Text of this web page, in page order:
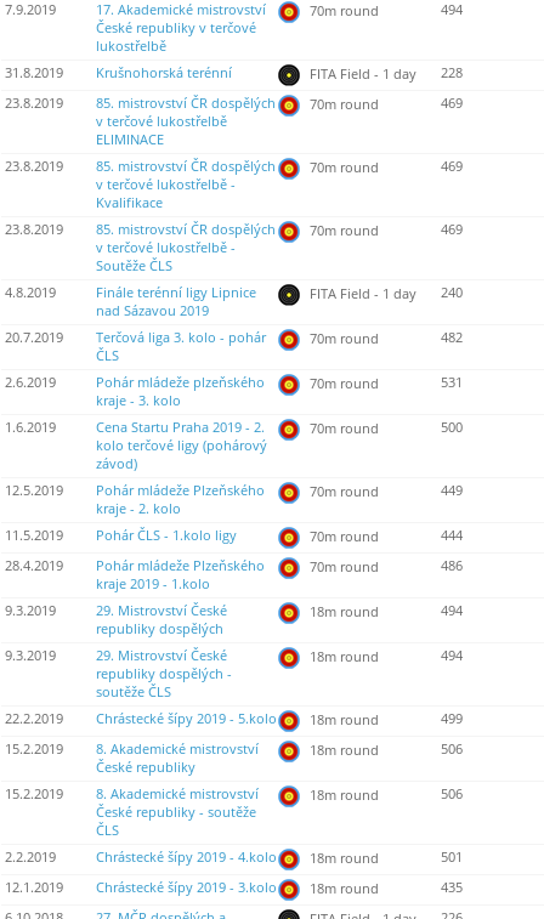
7.9.2019
17. Akademické mistrovství
České republiky v terčové
lukostřelbě
70m round 494
31.8.2019 Krušnohorská terénní FITA Field - 1 day
228
23.8.2019
85. mistrovství ČR dospělých
v terčové lukostřelbě
ELIMINACE
70m round 469
23.8.2019
85. mistrovství ČR dospělých
v terčové lukostřelbě -
Kvalifikace
70m round 469
23.8.2019
85. mistrovství ČR dospělých
v terčové lukostřelbě -
Soutěže ČLS
70m round 469
4.8.2019
Finále terénní ligy Lipnice
nad Sázavou 2019
FITA Field - 1 day 240
20.7.2019
Terčová liga 3. kolo - pohár
ČLS
70m round 482
2.6.2019
Pohár mládeže plzeňského
kraje - 3. kolo
70m round 531
1.6.2019
Cena Startu Praha 2019 - 2.
kolo terčové ligy (pohárový
závod)
70m round 500
12.5.2019
Pohár mládeže Plzeňského
kraje - 2. kolo
70m round 449
11.5.2019 Pohár ČLS - 1.kolo ligy 70m round
444
28.4.2019
Pohár mládeže Plzeňského
kraje 2019 - 1.kolo
70m round 486
9.3.2019
29. Mistrovství České
republiky dospělých
18m round 494
9.3.2019
29. Mistrovství České
republiky dospělých -
soutěže ČLS
18m round 494
22.2.2019 Chrástecké šípy 2019 - 5.kolo 18m round
499
15.2.2019
8. Akademické mistrovství
České republiky
18m round 506
15.2.2019
8. Akademické mistrovství
České republiky - soutěže
ČLS
18m round 506
2.2.2019 Chrástecké šípy 2019 - 4.kolo 18m round
501
12.1.2019
Chrástecké šípy 2019 - 3.kolo 18m round
435